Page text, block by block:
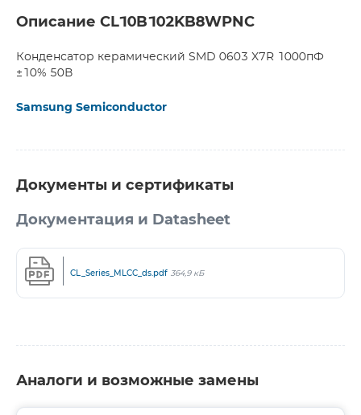
Описание CL10B102KB8WPNC
Конденсатор керамический SMD 0603 X7R 1000пФ
±10% 50В
Samsung Semiconductor
Документы и сертификаты
Документация и Datasheet
CL_Series_MLCC_ds.pdf 364,9 кБ
Аналоги и возможные замены